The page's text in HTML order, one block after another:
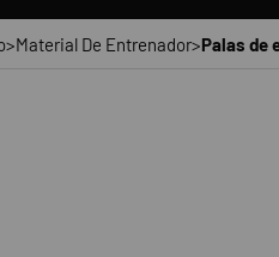
>Material De Entrenador>Palas de